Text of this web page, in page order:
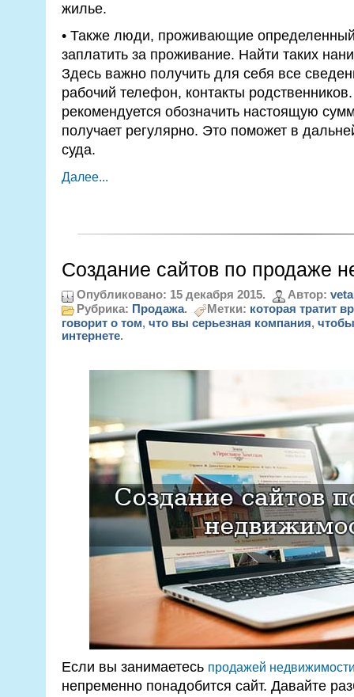
жилье.
• Также люди, проживающие определенный
заплатить за проживание. Найти таких
Здесь важно получить для себя все
рабочий телефон, контакты
рекомендуется обозначить настоящую
получает регулярно. Это поможет в
суда.
Далее...
Создание сайтов по продаже
Опубликовано: 15 декабря 2015. Автор:
Рубрика: Продажа. Метки: которая тратит
говорит о том, что вы серьезная компания,
интернете.
Если вы занимаетесь продажей
непременно понадобится сайт. Давайте